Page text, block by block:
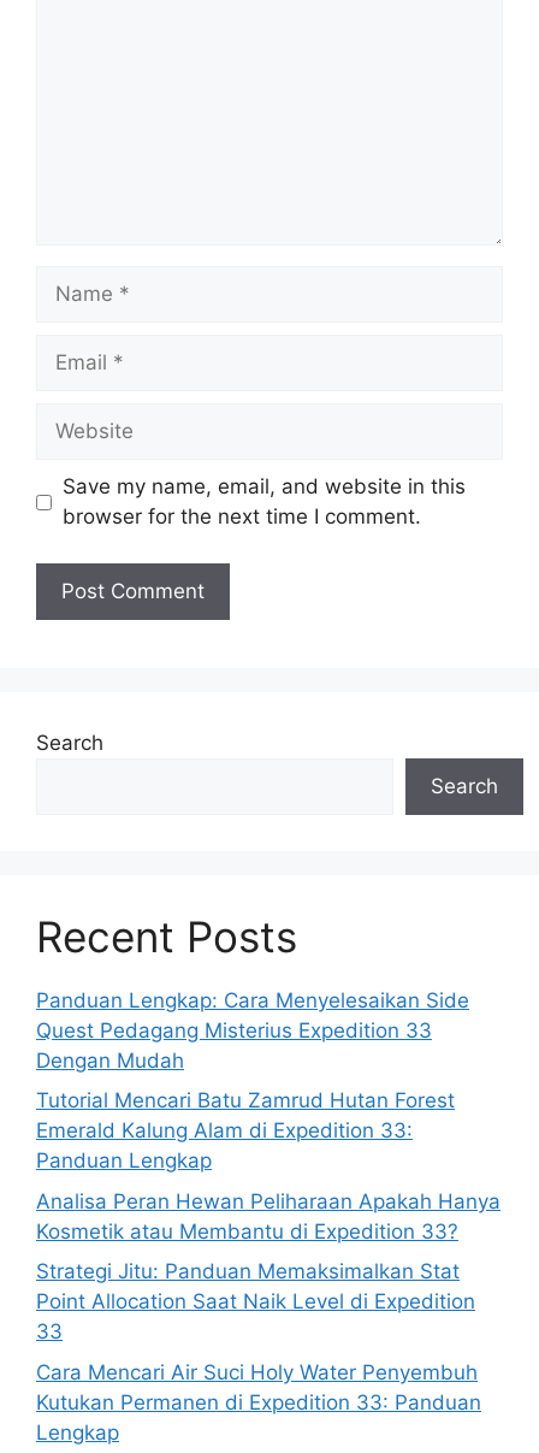
Name
Email
Website
Save my name, email, and website in this
browser for the next time I comment.
Search
Search
Recent Posts
Panduan Lengkap: Cara Menyelesaikan Side
Quest Pedagang Misterius Expedition 33
Dengan Mudah
Tutorial Mencari Batu Zamrud Hutan Forest
Emerald Kalung Alam di Expedition 33:
Panduan Lengkap
Analisa Peran Hewan Peliharaan Apakah Hanya
Kosmetik atau Membantu di Expedition 33?
Strategi Jitu: Panduan Memaksimalkan Stat
Point Allocation Saat Naik Level di Expedition
33
Cara Mencari Air Suci Holy Water Penyembuh
Kutukan Permanen di Expedition 33: Panduan
Lengkap